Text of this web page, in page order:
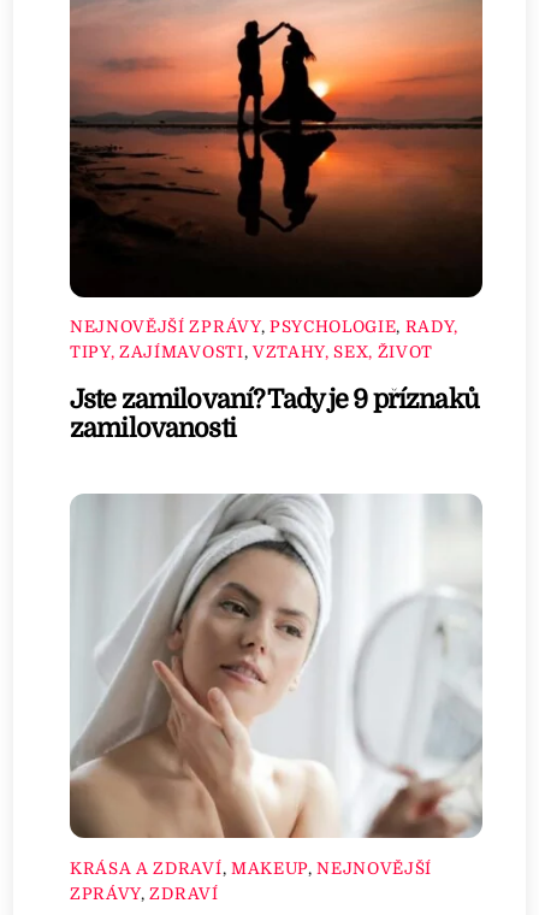
NEJNOVĚJŠÍ ZPRÁVY, PSYCHOLOGIE, RADY,
TIPY, ZAJÍMAVOSTI, VZTAHY, SEX, ŽIVOT
Jste zamilovaní? Tady je 9 příznaků
zamilovanosti
KRÁSA A ZDRAVÍ, MAKEUP,NEJNOVĚJŠÍ
ZPRÁVY,ZDRAVÍ